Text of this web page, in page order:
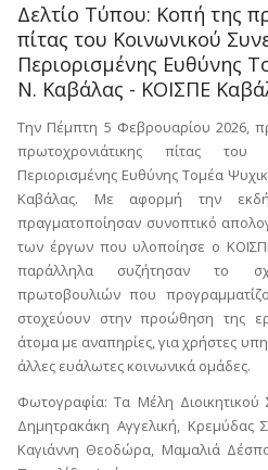
Δελτίο Τύπου: Κοπή της
πίτας του Κοινωνικού
Περιορισμένης Ευθύνης
Ν. Καβάλας - ΚΟΙΣΠΕ
Την Πέμπτη 5 Φεβρουαρίου 2026,
πρωτοχρονιάτικης πίτας του
Περιορισμένης Ευθύνης Τομέα
Καβάλας. Με αφορμή την
πραγματοποίησαν συνοπτικό
των έργων που υλοποίησε ο
παράλληλα συζήτησαν το
πρωτοβουλιών που
στοχεύουν στην προώθηση της
άτομα με αναπηρίες, για χρήστες
άλλες ευάλωτες κοινωνικά ομάδες.
Φωτογραφία: Τα Μέλη Διοικητικού
Δημητρακάκη Αγγελική, Κρεμύδας
Καγιάννη Θεοδώρα, Μαμαλιά